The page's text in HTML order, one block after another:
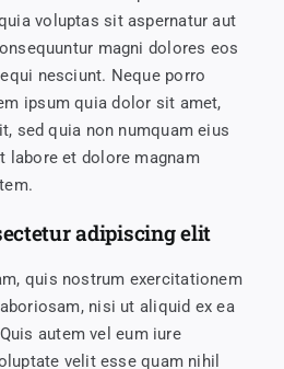
voluptas sit aspernatur aut
magni dolores eos
nesciunt. Neque porro
ipsum quia dolor sit amet,
sed quia non numquam eius
labore et dolore magnam
adipiscing elit
quis nostrum exercitationem
nisi ut aliquid ex ea
autem vel eum iure
velit esse quam nihil